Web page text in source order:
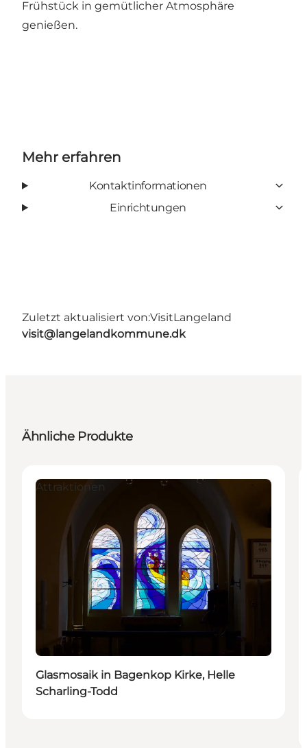
Frühstück in gemütlicher Atmosphäre
genießen.
Mehr erfahren
Kontaktinformationen
Einrichtungen
Zuletzt aktualisiert von:VisitLangeland
visit@langelandkommune.dk
Ähnliche Produkte
Attraktionen
Glasmosaik in Bagenkop Kirke, Helle
Scharling-Todd